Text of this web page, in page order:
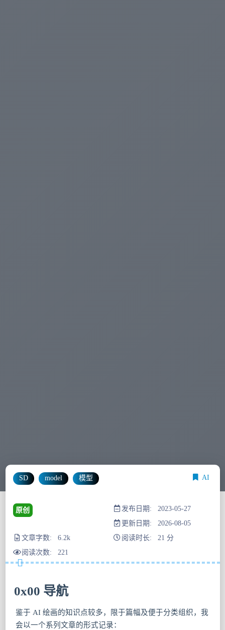
SD model 模型 AI
原创
发布日期: 2023-05-27
更新日期: 2026-08-05
文章字数: 6.2k
阅读时长: 21 分
阅读次数: 221
0x00 导航
鉴于 AI 绘画的知识点较多，限于篇幅及便于分类组织，我
会以一个系列文章的形式记录：